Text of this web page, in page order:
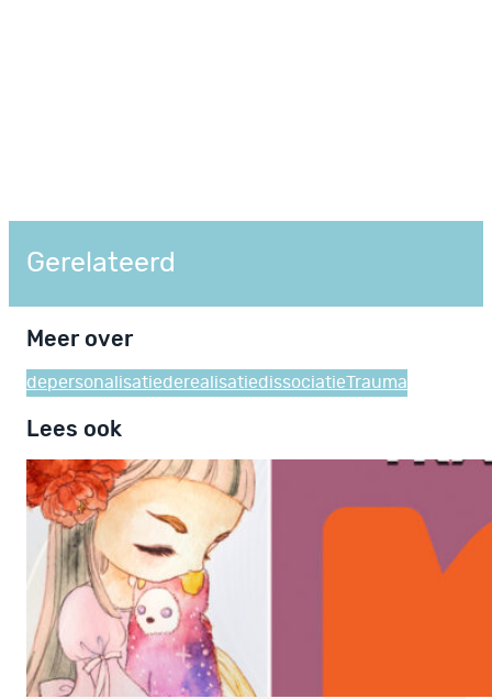
Gerelateerd
Meer over
depersonalisatiederealisatiedissociatieTrauma
Lees ook